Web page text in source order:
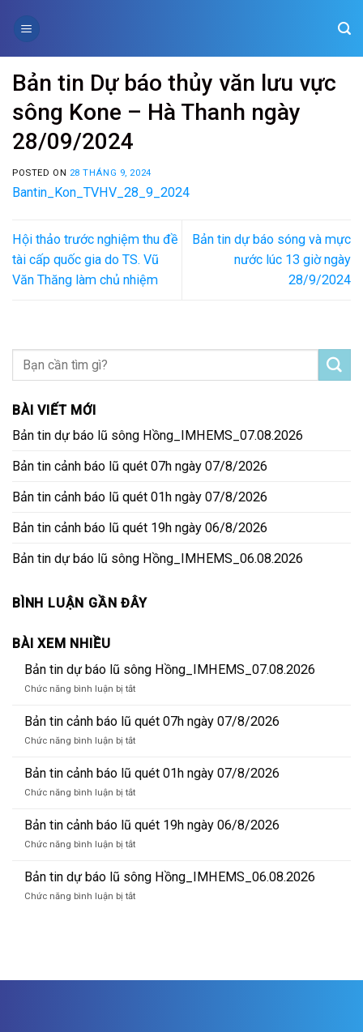
Bản tin Dự báo thủy văn lưu vực
sông Kone – Hà Thanh ngày
28/09/2024
POSTED ON 28 THÁNG 9, 2024
Bantin_Kon_TVHV_28_9_2024
Hội thảo trước nghiệm thu đề
tài cấp quốc gia do TS. Vũ
Văn Thăng làm chủ nhiệm
Bản tin dự báo sóng và mực
nước lúc 13 giờ ngày
28/9/2024
BÀI VIẾT MỚI
Bản tin dự báo lũ sông Hồng_IMHEMS_07.08.2026
Bản tin cảnh báo lũ quét 07h ngày 07/8/2026
Bản tin cảnh báo lũ quét 01h ngày 07/8/2026
Bản tin cảnh báo lũ quét 19h ngày 06/8/2026
Bản tin dự báo lũ sông Hồng_IMHEMS_06.08.2026
BÌNH LUẬN GẦN ĐÂY
BÀI XEM NHIỀU
Bản tin dự báo lũ sông Hồng_IMHEMS_07.08.2026
Chức năng bình luận bị tắtở
tin
dự
báo
sông
Hồng_IMHEMS_07.08.2026
Bản tin cảnh báo lũ quét 07h ngày 07/8/2026
Chức năng bình luận bị tắtở
tin
cảnh
báo
quét
07h
07/8/2026
Bản tin cảnh báo lũ quét 01h ngày 07/8/2026
Chức năng bình luận bị tắtở
tin
cảnh
báo
quét
01h
Bản tin cảnh báo lũ quét 19h ngày 06/8/2026
Chức năng bình luận bị tắtở
tin
cảnh
báo
Bản tin dự báo lũ sông Hồng_IMHEMS_06.08.2026
Chức năng bình luận bị tắtở
sông